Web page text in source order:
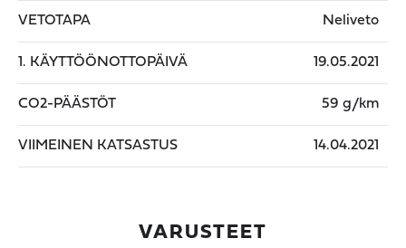
VETOTAPA Neliveto
1. KÄYTTÖÖNOTTOPÄIVÄ 19.05.2021
CO2-PÄÄSTÖT 59 g/km
VIIMEINEN KATSASTUS 14.04.2021
VARUSTEET